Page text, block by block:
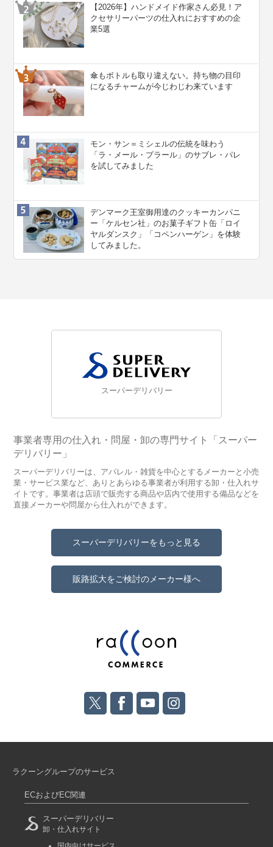
【2026年】ハンドメイド作家さん必見！ア
クセサリーパーツの仕入れにおすすめの企
業5選
傘もボトルも取り違えない。持ち物の目印
になるチャームが今じわじわ来ています
モン・サン＝ミシェルの伝統を味わう
「ラ・メール・プラール」のサブレ・パレ
を試してみました
デンマーク王室御用達のクッキーカンパニ
ー「ケルセン社」のお菓子ギフト缶「ロイ
ヤルダンスク」「コペンハーゲン」を体験
してみました。
スーパーデリバリー
事業者専用の仕入れ・問屋・卸の専門サイト「スーパー
デリバリー」
スーパーデリバリーは、アパレル・雑貨を中心とするメーカーと小売
業・サービス業など、ありとあらゆる事業者が利用する卸・仕入れサ
イトです。事業者は店頭で販売する商品や店内で使用する備品などを
直接メーカーや問屋から仕入れができます。
スーパーデリバリーをもっと見る
販路拡大をご検討のメーカー様へ
ラクーングループのサービス
ECおよびEC関連
スーパーデリバリー
卸・仕入れサイト